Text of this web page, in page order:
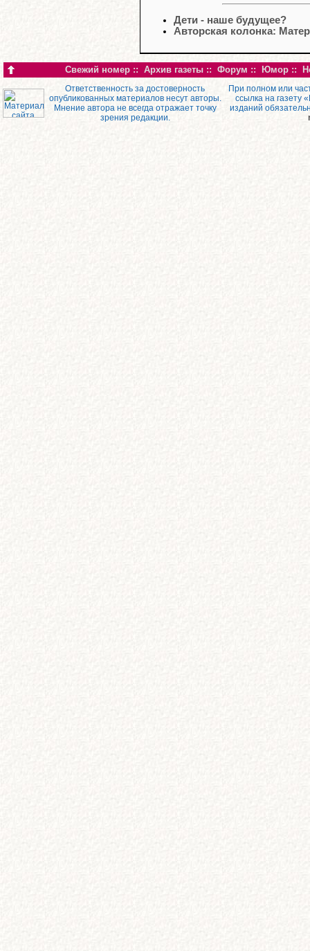
Дети - наше будущее?
Авторская колонка:
Свежий номер :: Архив газеты :: Форум :: Юмор ::
Ответственность за достоверность
опубликованных материалов несут авторы.
Мнение автора не всегда отражает точку
зрения редакции.
При полном или
ссылка на газету
изданий